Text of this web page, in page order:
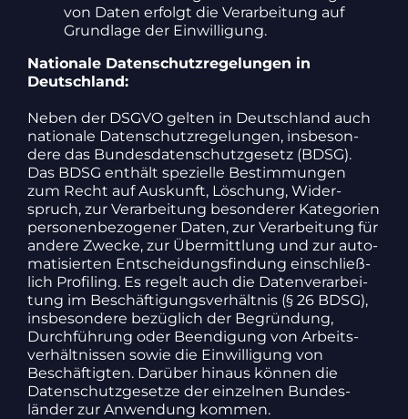
von Daten erfolgt die Verar­bei­tung auf
Grund­lage der Einwil­li­gung.
Natio­nale Daten­schutz­re­ge­lungen in
Deutsch­land:
Neben der DSGVO gelten in Deutsch­land auch
natio­nale Daten­schutz­re­ge­lungen, insbe­son­
dere das Bundes­da­ten­schutz­ge­setz (BDSG).
Das BDSG enthält spezi­elle Bestim­mungen
zum Recht auf Auskunft, Löschung, Wider­
spruch, zur Verar­bei­tung beson­derer Kate­go­rien
perso­nen­be­zo­gener Daten, zur Verar­bei­tung für
andere Zwecke, zur Über­mitt­lung und zur auto­
ma­ti­sierten Entschei­dungs­fin­dung einschließ­
lich Profiling. Es regelt auch die Daten­ver­ar­bei­
tung im Beschäf­ti­gungs­ver­hältnis (§ 26 BDSG),
insbe­son­dere bezüg­lich der Begrün­dung,
Durch­füh­rung oder Been­di­gung von Arbeits­
ver­hält­nissen sowie die Einwil­li­gung von
Beschäf­tigten. Darüber hinaus können die
Daten­schutz­ge­setze der einzelnen Bundes­
länder zur Anwen­dung kommen.